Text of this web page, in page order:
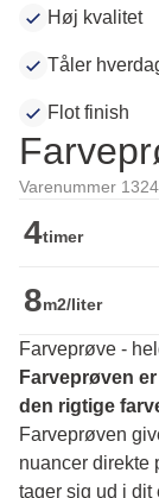
Høj kvalitet
Tåler
Flot finish
Varenummer
4timer
8m2/liter
Farveprøve -
Farveprøven
den rigtige
Farveprøven
nuancer direkte
tager sig ud i dit